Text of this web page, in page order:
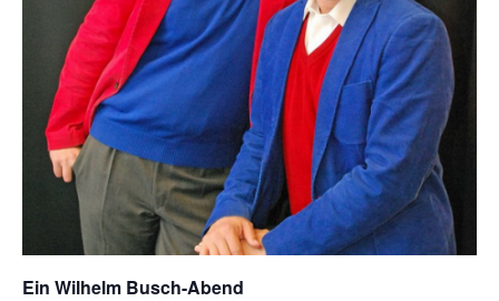
Ein Wilhelm Busch-Abend